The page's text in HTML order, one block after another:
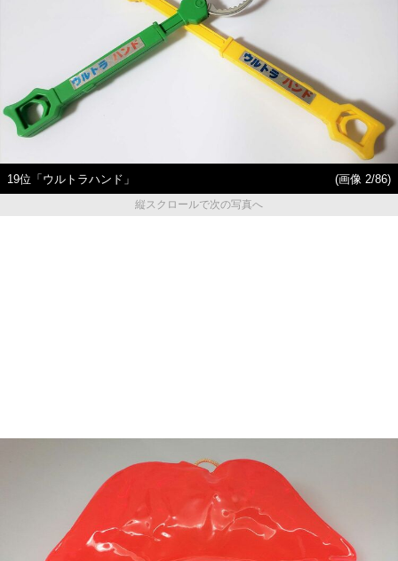
19位「ウルトラハンド」
(画像 2/86)
縦スクロールで次の写真へ